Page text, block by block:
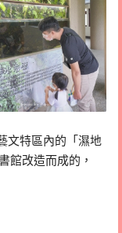
文特區內的「濕地
館改造而成的，